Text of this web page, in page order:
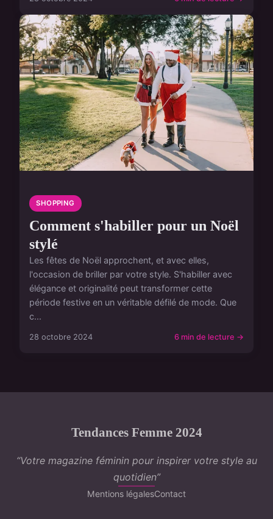
SHOPPING
Comment s'habiller pour un Noël
stylé
Les fêtes de Noël approchent, et avec elles,
l'occasion de briller par votre style. S'habiller avec
élégance et originalité peut transformer cette
période festive en un véritable défilé de mode. Que
c...
28 octobre 2024 6 min de lecture →
Tendances Femme 2024
“Votre magazine féminin pour inspirer votre style au
quotidien”
Mentions légalesContact